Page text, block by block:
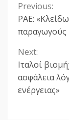
Previous:
ΡΑΕ:
παραγωγούς
Next:
Ιταλοί
ασφάλεια
ενέργειας»